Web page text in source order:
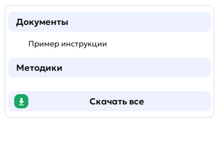
Документы
Пример инструкции
Методики
Скачать все